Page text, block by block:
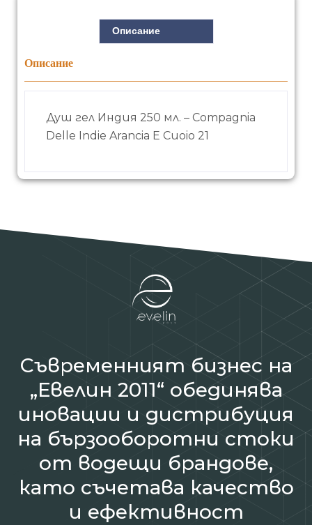
Описание
Описание
Душ гел Индия 250 мл. – Compagnia
Delle Indie Arancia E Cuoio 21
Съвременният бизнес на
„Евелин 2011“ обединява
иновации и дистрибуция
на бързооборотни стоки
от водещи брандове,
като съчетава качество
и ефективност